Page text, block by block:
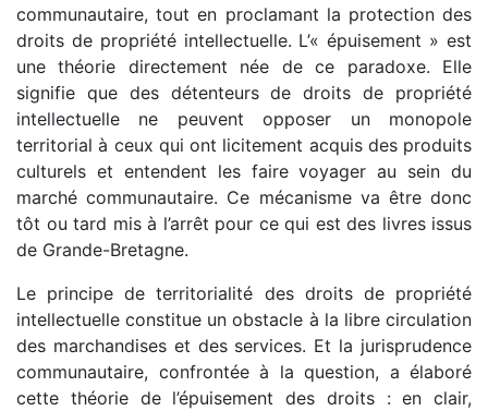
communautaire, tout en proclamant la protection des
droits de propriété intellectuelle. L’« épuisement » est
une théorie directement née de ce paradoxe. Elle
signifie que des détenteurs de droits de propriété
intellectuelle ne peuvent opposer un monopole
territorial à ceux qui ont licitement acquis des produits
culturels et entendent les faire voyager au sein du
marché communautaire. Ce mécanisme va être donc
tôt ou tard mis à l’arrêt pour ce qui est des livres issus
de Grande-Bretagne.
Le principe de territorialité des droits de propriété
intellectuelle constitue un obstacle à la libre circulation
des marchandises et des services. Et la jurisprudence
communautaire, confrontée à la question, a élaboré
cette théorie de l’épuisement des droits : en clair,